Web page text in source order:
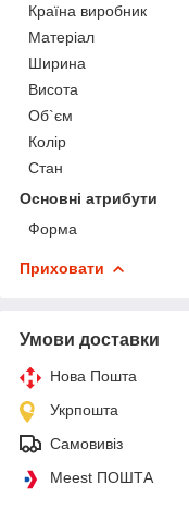
Країна виробник
Матеріал
Ширина
Висота
Об`єм
Колір
Стан
Основні атрибути
Форма
Приховати
Умови доставки
Нова Пошта
Укрпошта
Самовивіз
Meest ПОШТА